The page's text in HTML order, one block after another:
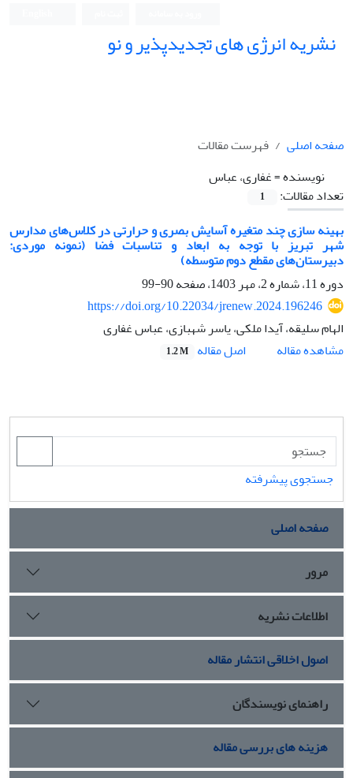
نشریه انرژی های تجدیدپذیر و نو
صفحه اصلی
فهرست مقالات
نویسنده =غفاری، عباس
تعداد مقالات:
1
بهینه سازی چند متغیره آسایش بصری و حرارتی در کلاس‌های مدارس
شهر تبریز با توجه به ابعاد و تناسبات فضا (نمونه موردی:
دبیرستان‌های مقطع دوم متوسطه)
دوره 11، شماره 2، مهر 1403، صفحه
90-99
https://doi.org/10.22034/jrenew.2024.196246
الهام سلیقه، آیدا ملکی، یاسر شهبازی، عباس غفاری
مشاهده مقاله
اصل مقاله 1.2 M
جستجوی پیشرفته
صفحه اصلی
مرور
اطلاعات نشریه
اصول اخلاقی انتشار مقاله
راهنمای نویسندگان
هزینه های بررسی مقاله